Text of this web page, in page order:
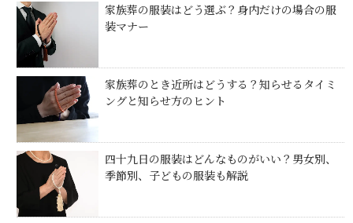
家族葬の服装はどう選ぶ？身内だけの場合の服
装マナー
家族葬のとき近所はどうする？知らせるタイミ
ングと知らせ方のヒント
四十九日の服装はどんなものがいい？男女別、
季節別、子どもの服装も解説